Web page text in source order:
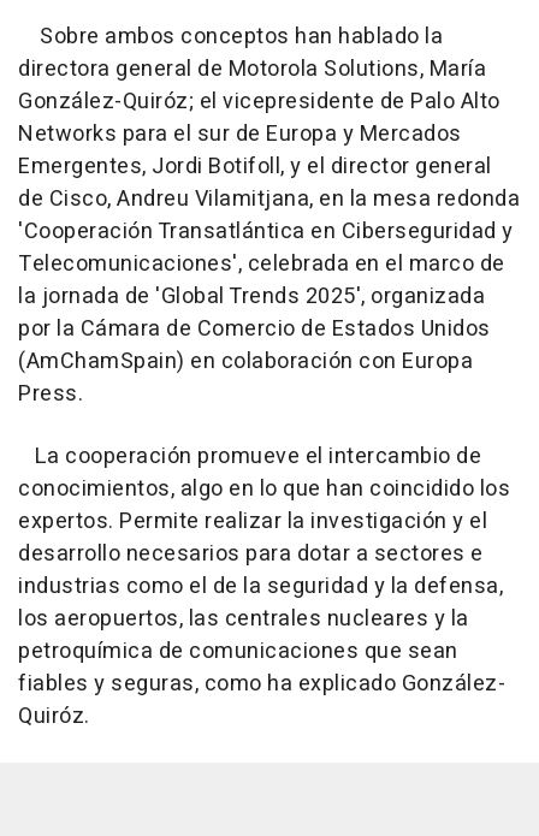
Sobre ambos conceptos han hablado la
directora general de Motorola Solutions, María
González-Quiróz; el vicepresidente de Palo Alto
Networks para el sur de Europa y Mercados
Emergentes, Jordi Botifoll, y el director general
de Cisco, Andreu Vilamitjana, en la mesa redonda
'Cooperación Transatlántica en Ciberseguridad y
Telecomunicaciones', celebrada en el marco de
la jornada de 'Global Trends 2025', organizada
por la Cámara de Comercio de Estados Unidos
(AmChamSpain) en colaboración con Europa
Press.
La cooperación promueve el intercambio de
conocimientos, algo en lo que han coincidido los
expertos. Permite realizar la investigación y el
desarrollo necesarios para dotar a sectores e
industrias como el de la seguridad y la defensa,
los aeropuertos, las centrales nucleares y la
petroquímica de comunicaciones que sean
fiables y seguras, como ha explicado González-
Quiróz.